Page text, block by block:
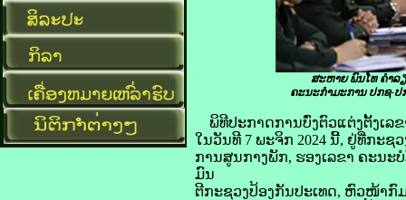
ສະຫາຍ ພົນໂທ ຄຳລ
ຄະນະກຳມະການປກຊ-ປ
ພິທີປະກາດການບົ່ງຕົວແຕ່ງຕັ້ງເ
ໃນວັນທີ 7 ພະຈິກ 2024 ນີ້, ຢູ່ທີ່ກະຊ
ການສູນກາງພັກ, ຮອງເລຂາ ຄະນະ
ມົນ
ຕີກະຊວງປ້ອງກັນປະເທດ, ຫົວໜ້າກົ